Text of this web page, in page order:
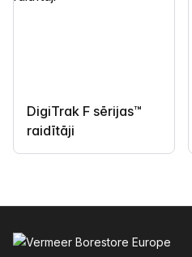
DigiTrak F sērijas™
raidītāji